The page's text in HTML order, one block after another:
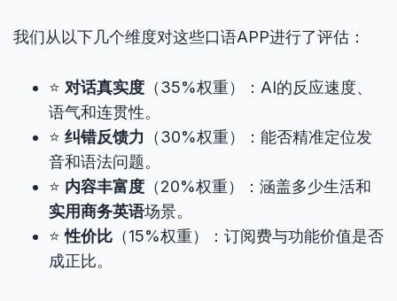
我们从以下几个维度对这些口语APP进行了评估：
⭐ 对话真实度 （35%权重）：AI的反应速度、
语气和连贯性。
⭐ 纠错反馈力 （30%权重）：能否精准定位发
音和语法问题。
⭐ 内容丰富度 （20%权重）：涵盖多少生活和
实用商务英语场景。
⭐性价比 （15%权重）：订阅费与功能价值是否
成正比。